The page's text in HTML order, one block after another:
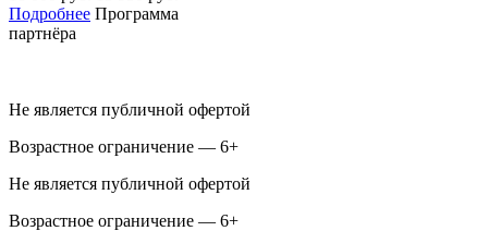
Подробнее Программа
партнёра
Не является публичной офертой
Возрастное ограничение — 6+
Не является публичной офертой
Возрастное ограничение — 6+